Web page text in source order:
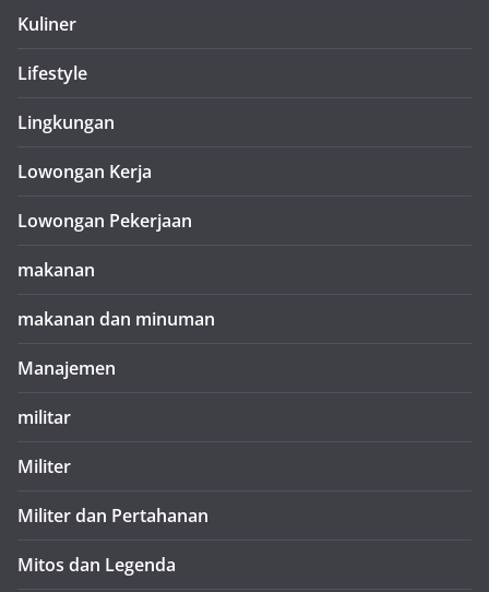
Kuliner
Lifestyle
Lingkungan
Lowongan Kerja
Lowongan Pekerjaan
makanan
makanan dan minuman
Manajemen
militar
Militer
Militer dan Pertahanan
Mitos dan Legenda